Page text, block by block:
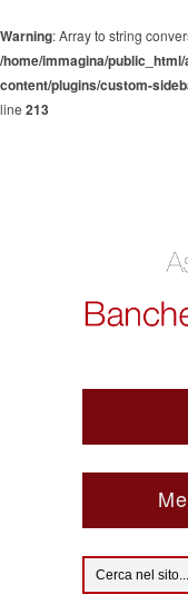
Warning: Array to string
/home/immagina/
content/plugins/custom-
line 213